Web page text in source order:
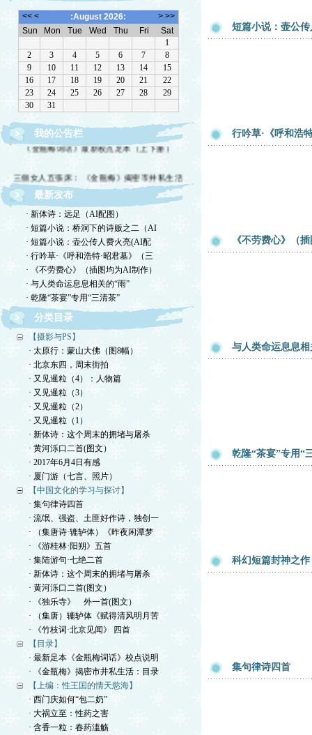
我的公告栏
《金瓶梅词话》最新校点足本（上下册）
最新发布
· 新体诗：远足（AI配图）
· 短篇小说：桥洞下的诗贩之二（AI
· 短篇小说：壶公传人费火亮(AI配
· 行吟草·《呼和浩特·昭君墓》（三
· 《不劳费心》（插图均为AI制作）
· 与人类命运息息相关的“雨”
· 乾隆“茶宴”专用“三清茶”
分类目录
【摄影与PS】
· 太原行：蒙山大佛（图8幅）
· 北京东四，周末街拍
· 又见暹粒（4）：人物篇
· 又见暹粒（3）
· 又见暹粒（2）
· 又见暹粒（1）
· 新体诗：这个周末的拥堵与屠杀
· 黄河泺口二首(图文）
· 2017年6月4日有感
· 厦门游（七言、照片）
【中国文化的学习与探讨】
· 集句律诗四首
· 流氓、强盗、土匪好作诗，独创一
· （集唐诗·辘轳体）《昨夜闲潭梦
· 《游桂林·阳朔》五首
· 集陆游句·七绝二首
· 新体诗：这个周末的拥堵与屠杀
· 黄河泺口二首(图文）
· 《独乐寺》 外一首(图文）
· （集唐）辘轳体《赋得清风明月苦
· 《竹枝词·北京见闻》 四首
【目录】
· 最新足本《金瓶梅词话》校点说明
· 《金瓶梅》揭密市井私生活：目录
【上编：性王国的情天慾海】
· 西门庆如何“包二奶”
· 大祸立至：性药之害
· 含香一粒：春药滥觞
短篇小说：壶公
行吟草·《呼和浩
《不劳费心》（
与人类命运息息相
乾隆“茶宴”专用“
科幻短篇封神之
集句律诗四首